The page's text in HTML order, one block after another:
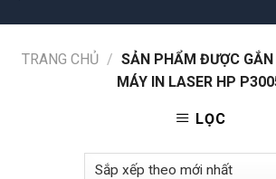
TRANG CHỦ / SẢN PHẨM ĐƯỢC
MÁY IN LASER HP
LỌC